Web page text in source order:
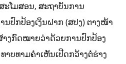
ະໂມສອນ, ສະຖາບັນການ
ນປົກປ້ອງເງິນຝາກ (ສປງ) ຕາງໜ້າ
ງກົດໝາຍວ່າດ້ວຍການປົກປ້ອງ
າບທາມຄຳເຫັນເປີດກວ້າງຕໍ່ຮ່າງ